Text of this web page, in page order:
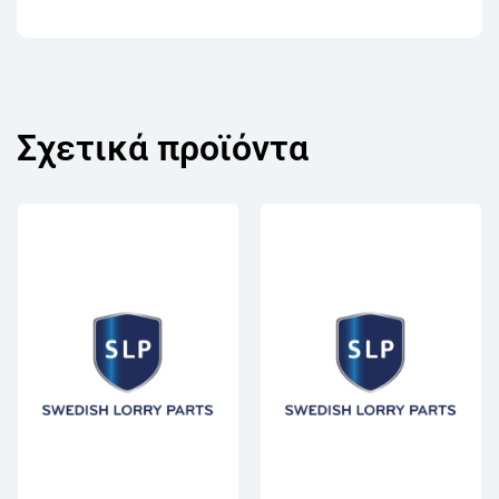
Σχετικά προϊόντα